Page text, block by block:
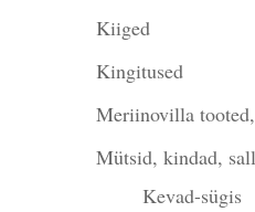
Kiiged
Kingitused
Meriinovilla
Mütsid, kindad,
Kevad-sügis